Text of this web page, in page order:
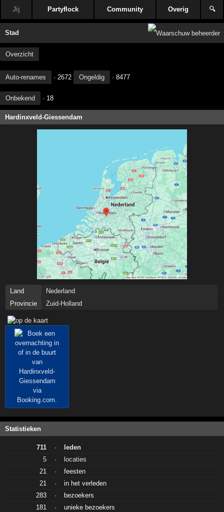
Jij Partyflock Community Overig 🔍
Stad
Overzicht
Auto-renames · 2672 Ongeldig · 8477
Onbekend · 18
Hardinxveld-Giessendam
Land
Nederland
Provincie
Zuid-Holland
Statistieken
711 ·
leden
5
·
locaties
21
·
feesten
21
·
in het verleden
283
·
bezoekers
181
·
unieke bezoekers